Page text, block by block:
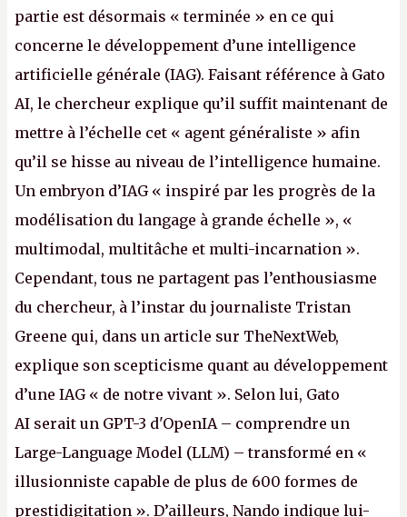
partie est désormais « terminée » en ce qui
concerne le développement d’une intelligence
artificielle générale (IAG). Faisant référence à Gato
AI, le chercheur explique qu’il suffit maintenant de
mettre à l’échelle cet « agent généraliste » afin
qu’il se hisse au niveau de l’intelligence humaine.
Un embryon d’IAG « inspiré par les progrès de la
modélisation du langage à grande échelle », «
multimodal, multitâche et multi-incarnation ».
Cependant, tous ne partagent pas l’enthousiasme
du chercheur, à l’instar du journaliste Tristan
Greene qui, dans un article sur TheNextWeb,
explique son scepticisme quant au développement
d’une IAG « de notre vivant ». Selon lui, Gato
AI serait un GPT-3 d'OpenIA – comprendre un
Large-Language Model (LLM) – transformé en «
illusionniste capable de plus de 600 formes de
prestidigitation ». D’ailleurs, Nando indique lui-